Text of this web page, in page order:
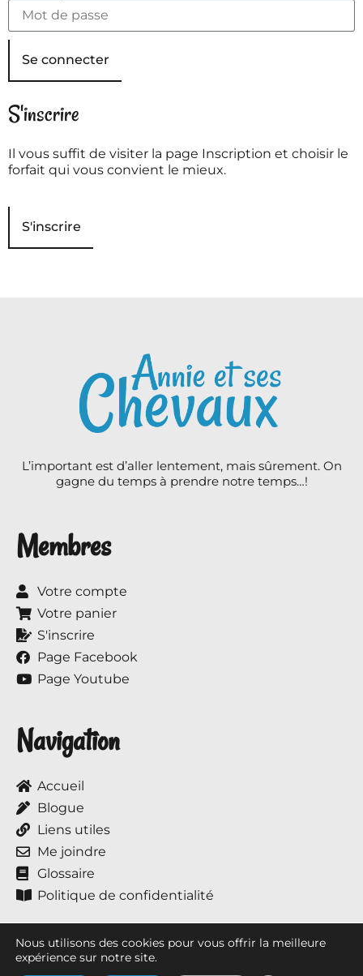
Se connecter
S'inscrire
Il vous suffit de visiter la page Inscription et choisir le
forfait qui vous convient le mieux.
S'inscrire
L’important est d’aller lentement, mais sûrement. On
gagne du temps à prendre notre temps…!
Membres
Votre compte
Votre panier
S'inscrire
Page Facebook
Page Youtube
Navigation
Accueil
Blogue
Liens utiles
Me joindre
Glossaire
Politique de confidentialité
Nous utilisons des cookies pour vous offrir la meilleure
expérience sur notre site.